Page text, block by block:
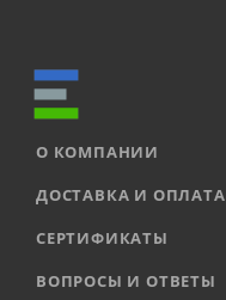
О КОМПАНИИ
ДОСТАВКА И ОПЛАТА
СЕРТИФИКАТЫ
ВОПРОСЫ И ОТВЕТЫ